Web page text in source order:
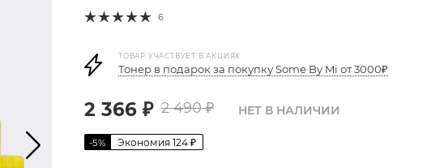
6
ТОВАР УЧАСТВУЕТ В АКЦИЯХ
Тонер в подарок за покупку Some By Mi от 3000₽
2 366 ₽ 2 490₽
-5% Экономия 124 ₽
НЕТ В НАЛИЧИИ